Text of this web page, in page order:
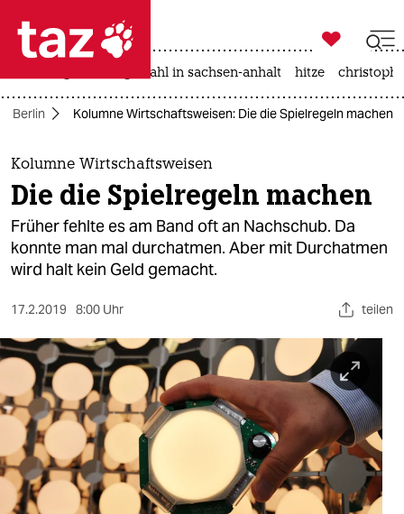
 taz zahl ich
taz zahl ich
themen
politik
öko
sport
berlin
nord
wahrheit

taz zahl ich
landtagswahl in sachsen-anhalt hitze
Berlin Kolumne Wirtschaftsweisen: Die die Spielregeln machen
Kolumne Wirtschaftsweisen
Die die Spielregeln machen
Früher fehlte es am Band oft an Nachschub. Da
konnte man mal durchatmen. Aber mit Durchatmen
wird halt kein Geld gemacht.
17.2.2019 8:00 Uhr teilen